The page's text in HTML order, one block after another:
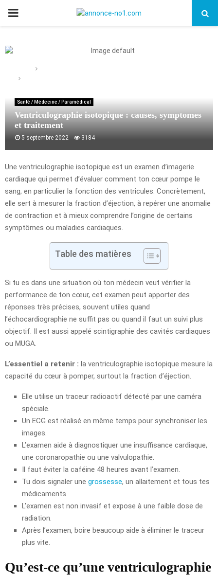
PRIMARY
Santé / Médecine / Paramédical
Ventriculographie isotopique : causes, symptomes
et traitement
5 septembre 2022 3184
Une ventriculographie isotopique est un examen d’imagerie
cardiaque qui permet d’évaluer comment ton cœur pompe le
sang, en particulier la fonction des ventricules. Concrètement,
elle sert à mesurer la fraction d’éjection, à repérer une anomalie
de contraction et à mieux comprendre l’origine de certains
symptômes ou maladies cardiaques.
Table des matières
Si tu es dans une situation où ton médecin veut vérifier la
performance de ton cœur, cet examen peut apporter des
réponses très précises, souvent utiles quand
l’échocardiographie ne suffit pas ou quand il faut un suivi plus
objectif. Il est aussi appelé scintigraphie des cavités cardiaques
ou MUGA.
L’essentiel a retenir : la ventriculographie isotopique mesure la
capacité du cœur à pomper, surtout la fraction d’éjection.
Elle utilise un traceur radioactif détecté par une caméra
spéciale.
Un ECG est réalisé en même temps pour synchroniser les
images.
L’examen aide à diagnostiquer une insuffisance cardiaque,
une coronaropathie ou une valvulopathie.
Il faut éviter la caféine 48 heures avant l’examen.
Tu dois signaler une grossesse, un allaitement et tous tes
médicaments.
L’examen est non invasif et expose à une faible dose de
radiation.
Après l’examen, boire beaucoup aide à éliminer le traceur
plus vite.
Qu’est-ce qu’une ventriculographie